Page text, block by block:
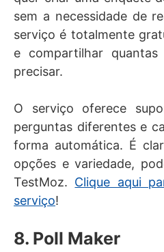
sem a necessidade de
serviço é totalmente
e compartilhar
precisar.
O serviço oferece
perguntas diferentes e
forma automática. É
opções e variedade,
TestMoz. Clique aqui
serviço!
8. Poll Maker